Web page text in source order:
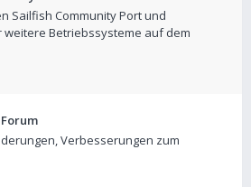
Sailfish Community Port und
Betriebssysteme auf dem
Verbesserungen zum